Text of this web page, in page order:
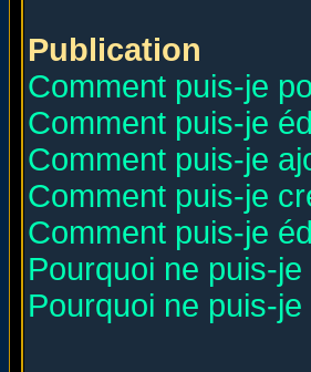
Publication
Comment puis-je
Comment puis-je
Comment puis-je
Comment puis-je
Comment puis-je
Pourquoi ne puis-
Pourquoi ne puis-